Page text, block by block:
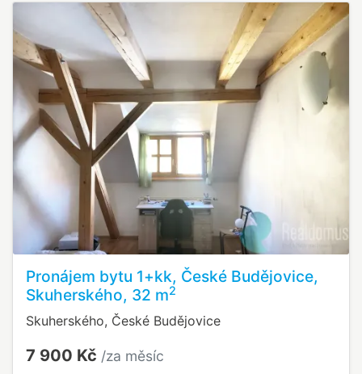
Pronájem bytu 1+kk, České Budějovice,
Skuherského, 32 m2
Skuherského, České Budějovice
7 900 Kč /za měsíc